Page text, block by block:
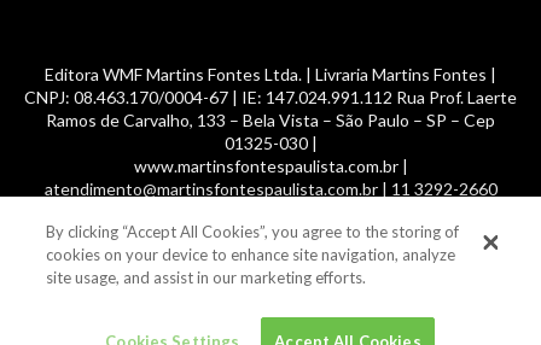
Editora WMF Martins Fontes Ltda. | Livraria Martins Fontes |
CNPJ: 08.463.170/0004-67 | IE: 147.024.991.112 Rua Prof. Laerte
Ramos de Carvalho, 133 – Bela Vista – São Paulo – SP – Cep
01325-030 |
www.martinsfontespaulista.com.br |
atendimento@martinsfontespaulista.com.br | 11 3292-2660
© 2014 -2026, MartinsFontes livros nacionais e importados,
com mais de 700 mil títulos. Todos os direitos reservados.
By clicking “Accept All Cookies”, you agree to the storing of
cookies on your device to enhance site navigation, analyze
site usage, and assist in our marketing efforts.